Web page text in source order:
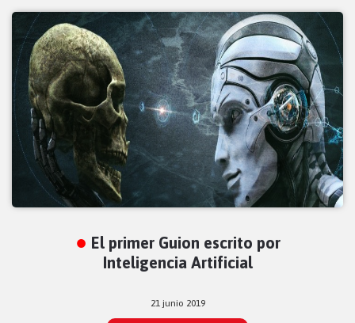
El primer Guion escrito por
Inteligencia Artificial
21 junio 2019